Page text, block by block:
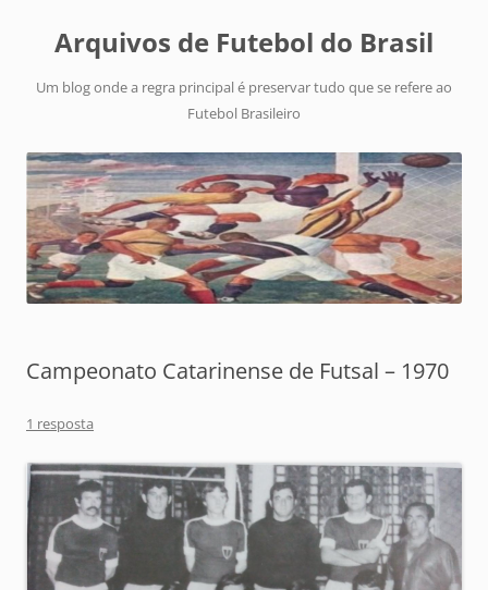
Arquivos de Futebol do Brasil
Um blog onde a regra principal é preservar tudo que se refere ao
Futebol Brasileiro
Campeonato Catarinense de Futsal – 1970
1 resposta